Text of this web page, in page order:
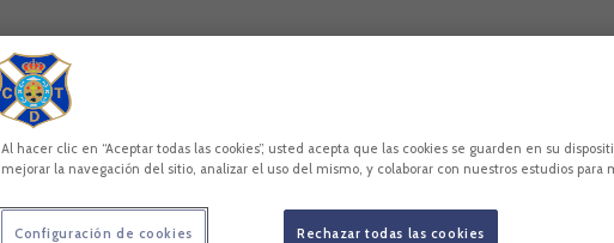
Al hacer clic en “Aceptar todas las cookies”, usted acepta que las cookies se guarden en su
mejorar la navegación del sitio, analizar el uso del mismo, y colaborar con nuestros estudios para
Rechazar todas las cookies
Configuración de cookies